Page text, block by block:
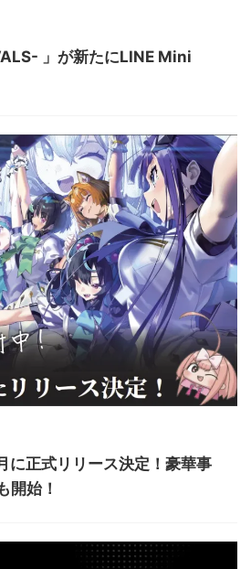
」が新たにLINE Mini
に正式リリース決定！豪華事
開始！